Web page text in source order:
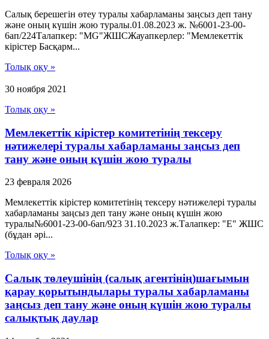
Салық берешегін өтеу туралы хабарламаны заңсыз деп тану
және оның күшін жою туралы.01.08.2023 ж. №6001-23-00-
6ап/224Талапкер: "MG"ЖШСЖауапкерлер: "Мемлекеттік
кірістер Басқарм...
Толық оқу »
30 ноября 2021
Толық оқу »
Мемлекеттік кірістер комитетінің тексеру
нәтижелері туралы хабарламаны заңсыз деп
тану және оның күшін жою туралы
23 февраля 2026
Мемлекеттік кірістер комитетінің тексеру нәтижелері туралы
хабарламаны заңсыз деп тану және оның күшін жою
туралы№6001-23-00-6ап/923 31.10.2023 ж.Талапкер: "Е" ЖШС
(бұдан әрі...
Толық оқу »
Салық төлеушінің (салық агентінің)шағымын
қарау қорытындылары туралы хабарламаны
заңсыз деп тану және оның күшін жою туралы
салықтық даулар